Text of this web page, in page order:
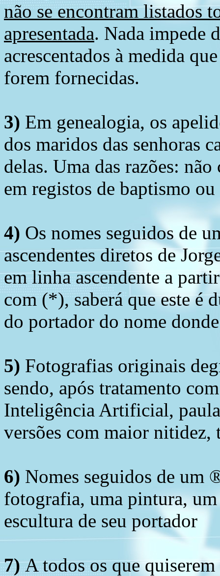
não se encontram listados
apresentada. Nada impede
acrescentados à medida
forem fornecidas.
3) Em genealogia, os
dos maridos das senhoras
delas. Uma das razões:
em registos de baptismo
4) Os nomes seguidos de
ascendentes diretos de
em linha ascendente a
com (*), saberá que este é
do portador do nome
5) Fotografias originais
sendo, após tratamento
Inteligência Artificial,
versões com maior nitidez,
6) Nomes seguidos de um
fotografia, uma pintura,
escultura de seu portador
7)A todos os que